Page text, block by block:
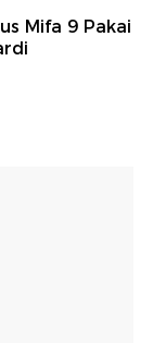
Mifa 9 Pakai